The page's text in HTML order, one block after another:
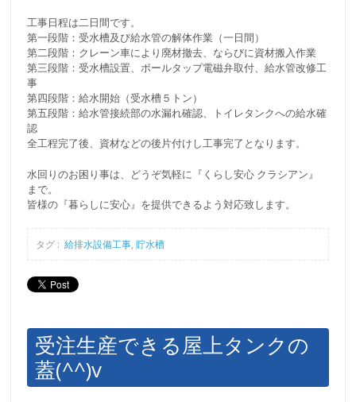
工事日程は二日間です。
第一段階：受水槽及び給水管の解体作業（一日間）
第二段階：クレーン車により廃材撤去、ならびに資材搬入作業
第三段階：受水槽設置、ボールタップ電磁弁取付、給水管改修工
事
第四段階：給水開始（受水槽５トン）
第五段階：給水管接続部の水漏れ確認、トイレタンクへの給水確
認
全工程完了後、資材などの後片付けし工事完了となります。
水回りのお困り事は、どうぞ気軽に『くらし安心 クラシアン』
まで。
皆様の『暮らしに安心』を提供できるよう対応致します。
タグ :給排水設備工事,貯水槽
受注生産できる屋上タンクの
蓋(^^)v